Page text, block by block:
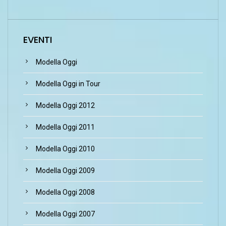
EVENTI
Modella Oggi
Modella Oggi in Tour
Modella Oggi 2012
Modella Oggi 2011
Modella Oggi 2010
Modella Oggi 2009
Modella Oggi 2008
Modella Oggi 2007